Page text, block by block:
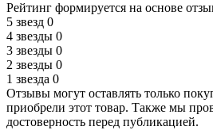
Рейтинг формируется на основе
5 звезд 0
4 звезды 0
3 звезды 0
2 звезды 0
1 звезда 0
Отзывы могут оставлять только
приобрели этот товар. Также мы
достоверность перед публикацией.